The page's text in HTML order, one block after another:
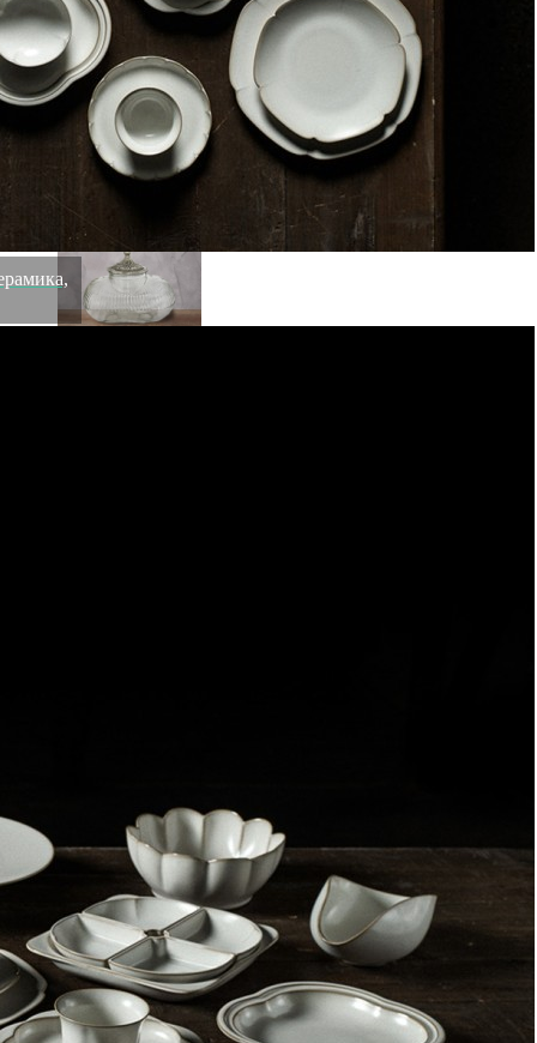
Ложка для обуви 25115-38, металл, brass antique,
ROOMERS FURNITURE
Быстрый просмотр
8 900₽
Стакан 18719, стекло, clear, TOYO SASAKI GLASS
Быстрый просмотр
8 900₽